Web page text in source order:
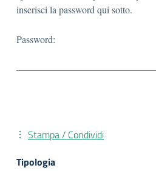
inserisci la password qui sotto.
Password:
Stampa / Condividi
Tipologia